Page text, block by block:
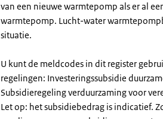
van een nieuwe warmtepomp als er al
warmtepomp. Lucht-water
situatie.
U kunt de meldcodes in dit register
regelingen: Investeringssubsidie
Subsidieregeling verduurzaming voor
Let op: het subsidiebedrag is indicatief.